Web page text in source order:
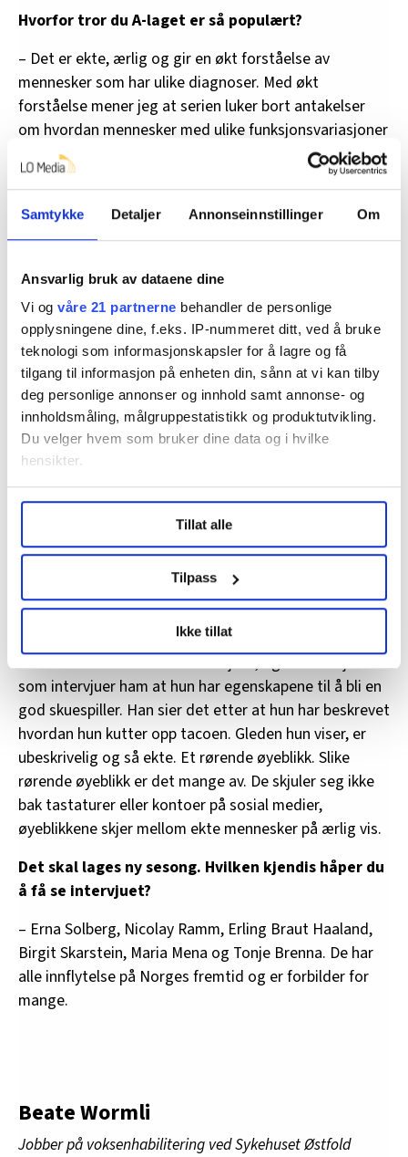
Samtykke Detaljer Annonseinnstillinger Om
Ansvarlig bruk av dataene dine
Vi og våre 21 partnerne behandler de personlige
opplysningene dine, f.eks. IP-nummeret ditt, ved å bruke
teknologi som informasjonskapsler for å lagre og få
tilgang til informasjon på enheten din, sånn at vi kan tilby
deg personlige annonser og innhold samt annonse- og
innholdsmåling, målgruppestatistikk og produktutvikling.
Du velger hvem som bruker dine data og i hvilke
hensikter.
Undermer infokan du lese om hvordan dine personlige
data behandles og hvordan du kan velge hvordan de skal
brukes. Du kan hele tiden endre eller trekke tilbake ditt
samtykke fra erklæringen om informasjonskapsler.
LO Medias publikasjoner frifagbevegelse.no, hk-nytt.no
og fontene.no bruker informasjonskapsler (cookies) for å
lære hvordan våre nettsider blir brukt slik at vi tilby
relevant innhold, tilpassede annonser og utarbeide
statistikk.
Vi deler bare informasjon om hvordan du bruker
nettstedet med LO Medias egne samarbeidspartnere
innenfor analyse og annonsering. Disse er angitt i
oversikten lengre ned på denne siden.
Tillat alle
Tilpass
Ikke tillat
Hvorfor tror du A-laget er så populært?
– Det er ekte, ærlig og gir en økt forståelse av
mennesker som har ulike diagnoser. Med økt
forståelse mener jeg at serien luker bort antakelser
om hvordan mennesker med ulike funksjonsvariasjoner
er og/eller oppfører seg. Denne dynamikken skaper
rørende og humoristiske samtaler som gir oss seere et
opp.
til mennesker med utviklingshemming?
– Ja, det tror jeg absolutt. Ved å gi utviklingshemmede
en plattform til å uttrykke seg, utfordrer serien
stereotypier og misoppfatninger. Når seerne ser at
mennesker med utviklingshemming tar på seg rollen
som journalister, blir det tydelig at de har verdifulle
perspektiver, humor og innsikt å bidra med. Serien
viser også menneskelige historier og autentiske
samtaler, noe som kan skape empati hos oss som ser
serien. Når seerne får se de unike utfordringene,
det lettere å relatere seg til dem og forstå deres
Hva i serien har gjort mest inntrykk?
– Når Herman Flesvik blir intervjuet, og forteller jenta
som intervjuer ham at hun har egenskapene til å bli en
god skuespiller. Han sier det etter at hun har beskrevet
hvordan hun kutter opp tacoen. Gleden hun viser, er
ubeskrivelig og så ekte. Et rørende øyeblikk. Slike
rørende øyeblikk er det mange av. De skjuler seg ikke
bak tastaturer eller kontoer på sosial medier,
øyeblikkene skjer mellom ekte mennesker på ærlig vis.
Det skal lages ny sesong. Hvilken kjendis håper du
å få se intervjuet?
– Erna Solberg, Nicolay Ramm, Erling Braut Haaland,
Birgit Skarstein, Maria Mena og Tonje Brenna. De har
alle innflytelse på Norges fremtid og er forbilder for
mange.
Beate Wormli
Jobber på voksenhabilitering ved Sykehuset Østfold